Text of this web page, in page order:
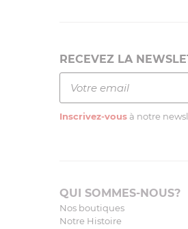
RECEVEZ LA
Inscrivez-vous à notre
QUI SOMMES-NOUS?
Nos boutiques
Notre Histoire